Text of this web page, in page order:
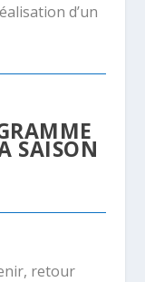
d’un
SAISON
retour